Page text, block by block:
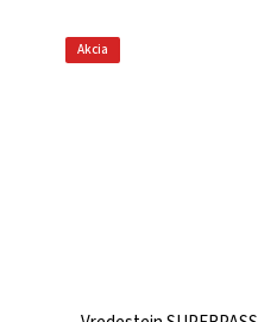
Akcia